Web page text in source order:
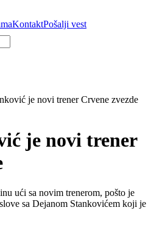
KontaktPošalji vest
je novi trener Crvene zvezde
je novi trener
ući sa novim trenerom, pošto je
sa Dejanom Stankovićem koji je